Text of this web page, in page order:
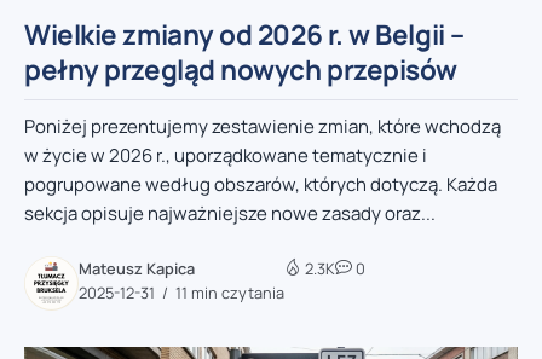
Wielkie zmiany od 2026 r. w Belgii –
pełny przegląd nowych przepisów
Poniżej prezentujemy zestawienie zmian, które wchodzą
w życie w 2026 r., uporządkowane tematycznie i
pogrupowane według obszarów, których dotyczą. Każda
sekcja opisuje najważniejsze nowe zasady oraz...
Mateusz Kapica
2025-12-31
11 min czytania
2.3K 0